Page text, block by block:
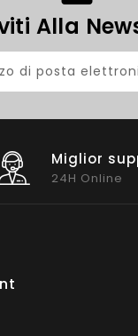
Alla
Miglior
24H Online